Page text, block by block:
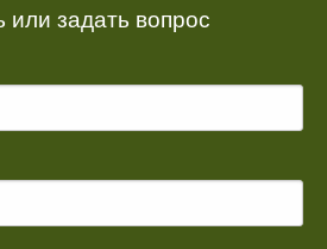
или задать вопрос